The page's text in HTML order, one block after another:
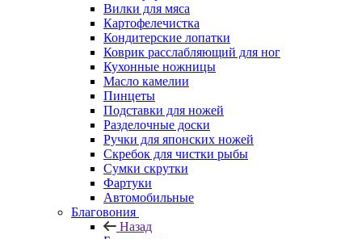
Вилки для мяса
Картофелечистка
Кондитерские лопатки
Коврик расслабляющий для ног
Кухонные ножницы
Масло камелии
Пинцеты
Подставки для ножей
Разделочные доски
Ручки для японских ножей
Скребок для чистки рыбы
Сумки скрутки
Фартуки
Автомобильные
Благовония
Назад